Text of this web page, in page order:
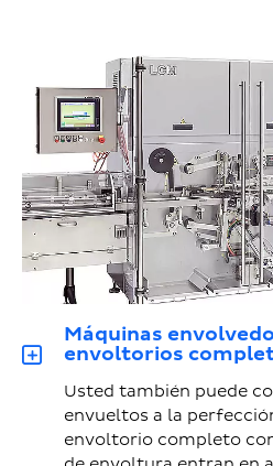
Máquinas
envoltorios
Usted también puede
envueltos a la
envoltorio completo